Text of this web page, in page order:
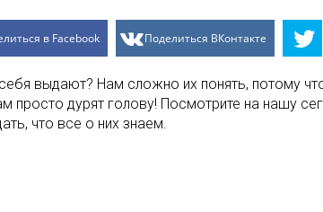
в Facebook Поделиться ВКонтакте
выдают? Нам сложно их понять, потому
дурят голову! Посмотрите на нашу
что все о них знаем.